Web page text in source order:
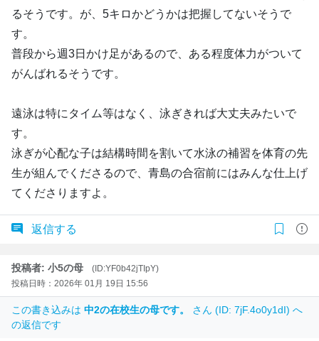
るそうです。が、5キロかどうかは把握してないそうで
す。
普段から週3日かけ足があるので、ある程度体力がついて
がんばれるそうです。
遠泳は特にタイム等はなく、泳ぎきれば大丈夫みたいで
す。
泳ぎが心配な子は結構時間を割いて水泳の補習を体育の先
生が組んでくださるので、青島の合宿前にはみんな仕上げ
てくださりますよ。
返信する
投稿者: 小5の母
(ID:YF0b42jTIpY)
投稿日時：2026年 01月 19日 15:56
この書き込みは 中2の在校生の母です。
さん (ID: 7jF.4o0y1dI) へ
の返信です